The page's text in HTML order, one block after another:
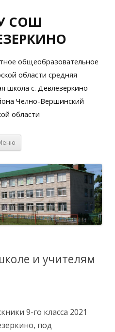
СОШ
общеобразовательное
области средняя
школа с. Девлезеркино
Челно-Вершинский
области
и учителям
9-го класса 2021
под